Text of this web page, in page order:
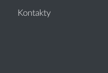
Kontakty